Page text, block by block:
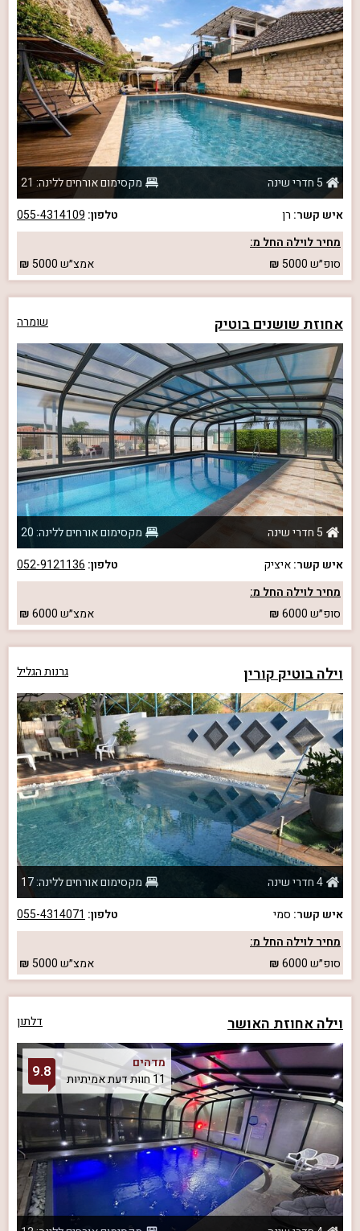
5 חדרי שינה
מקסימום אורחים ללינה: 21
איש קשר: רן טלפון: 055-4314109
מחיר לוילה החל מ:
סופ״ש5000 אמצ״ש5000
אחוזת שושנים בוטיק שומרה
5 חדרי שינה
מקסימום אורחים ללינה: 20
איש קשר:איציק טלפון: 052-9121136
מחיר לוילה החל מ:
סופ״ש6000 אמצ״ש6000
וילה בוטיק קורין גרנות הגליל
4 חדרי שינה
מקסימום אורחים ללינה: 17
איש קשר: סמי טלפון: 055-4314071
מחיר לוילה החל מ:
סופ״ש6000 אמצ״ש5000
וילה אחוזת האושר דלתון
מדהים
11 חוות דעת אמיתיות
9.8